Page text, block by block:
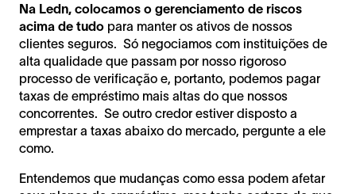
Na Ledn, colocamos o gerenciamento de riscos
acima de tudo para manter os ativos de nossos
clientes seguros. Só negociamos com instituições de
alta qualidade que passam por nosso rigoroso
processo de verificação e, portanto, podemos pagar
taxas de empréstimo mais altas do que nossos
concorrentes. Se outro credor estiver disposto a
emprestar a taxas abaixo do mercado, pergunte a ele
como.
Entendemos que mudanças como essa podem afetar